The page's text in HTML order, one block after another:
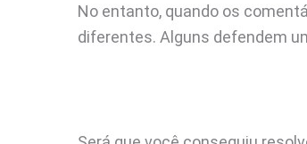
No entanto, quando os
diferentes. Alguns defendem